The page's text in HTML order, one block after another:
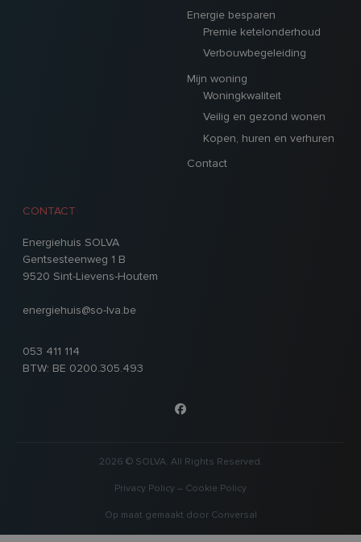
Energie besparen
Premie ketelonderhoud
Verbouwbegeleiding
Mijn woning
Woningkwaliteit
Veilig en gezond wonen
Kopen, huren en verhuren
Contact
CONTACT
Energiehuis SOLVA
Gentsesteenweg 1 B
9520 Sint-Lievens-Houtem
energiehuis@so-lva.be
053 411 114
BTW: BE 0200.305.493
2026 © SOLVA. All Rights Reserved.
Privacy Policy – Cookie Policy
Op maat gemaakt doorConversal